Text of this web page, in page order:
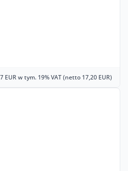
EUR w tym. 19% VAT (netto 17,20 EUR)